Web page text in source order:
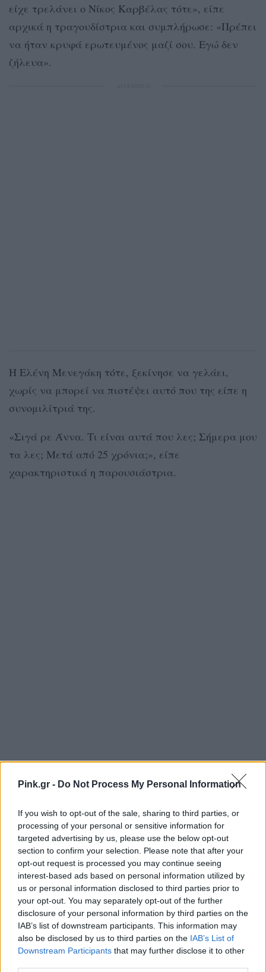
Pink.gr - Do Not Process My Personal Information
If you wish to opt-out of the sale, sharing to third parties, or
processing of your personal or sensitive information for
targeted advertising by us, please use the below opt-out
section to confirm your selection. Please note that after your
opt-out request is processed you may continue seeing
interest-based ads based on personal information utilized by
us or personal information disclosed to third parties prior to
your opt-out. You may separately opt-out of the further
disclosure of your personal information by third parties on the
IAB’s list of downstream participants. This information may
also be disclosed by us to third parties on the IAB’s List of
Downstream Participants that may further disclose it to other
είχε τρελάνει ο Νίκος Καρβέλας τότε», είπε
αρχικά η τραγουδίστρια και συμπλήρωσε: «Πρέπει
να ήταν κρυφά ερωτευμένος μαζί σου. Εγώ δεν
ζήλευα».
Η Ελένη Μενεγάκη τότε, ξεκίνησε να γελάει,
χωρίς να μπορεί να πιστέψει αυτό που της είπε η
συνομιλίτριά της.
«Σιγά ρε Άννα. Τι είναι αυτά που λες; Σήμερα μου
τα λες; Μετά από 25 χρόνια;», είπε
χαρακτηριστικά η παρουσιάστρια.
[ΠΗΓΗ]
ΔΙΑΦΗΜΙΣΗ